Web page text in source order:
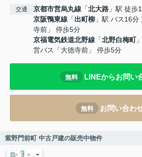
交通 京都市営烏丸線 「北大路 」駅 徒歩
京阪鴨東線 「出町柳 」駅 バス16
寺前」 停歩5分
京福電気鉄道北野線 「北野白梅町
営バス「大徳寺前」 停歩5分
無料 LINEからお問い
無料 お問い合わ
紫野門前町 中古戸建の販売中物件